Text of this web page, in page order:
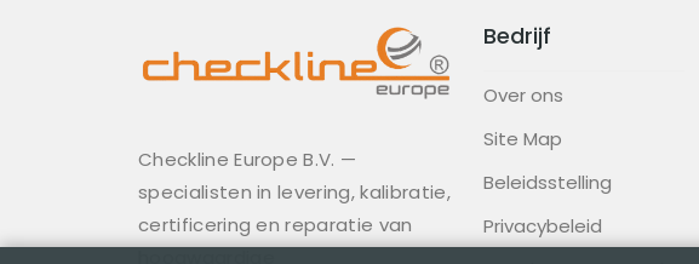
Checkline Europe B.V. —
specialisten in levering, kalibratie,
certificering en reparatie van
Bedrijf
Over ons
Site Map
Beleidsstelling
Privacybeleid